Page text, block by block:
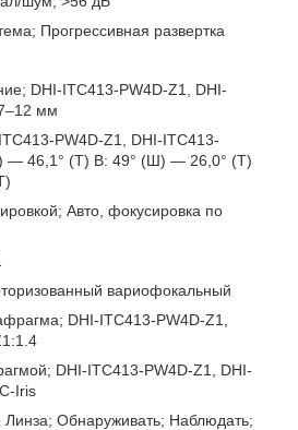
Прогрессивная развертка
DHI-ITC413-PW4D-Z1, DHI-
мм
PW4D-Z1, DHI-ITC413-
— 46,1° (Т) В: 49° (Ш) — 26,0° (Т)
Авто, фокусировка по
вариофокальный
DHI-ITC413-PW4D-Z1,
DHI-ITC413-PW4D-Z1, DHI-
Iris
Обнаруживать; Наблюдать;